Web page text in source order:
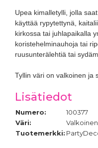
Upea kimalletylli, jolla
käyttää rypytettynä,
kirkossa tai juhlapaikalla
koristehelminauhoja tai
ruusunterälehtiä tai
Tyllin väri on valkoinen ja
Lisätiedot
Numero:
100377
Väri:
Valkoinen
Tuotemerkki: